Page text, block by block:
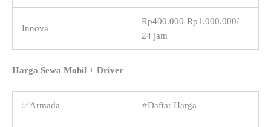
Innova
Rp400.000-Rp1.000.000/
24 jam
Harga Sewa Mobil + Driver
✅Armada ⭐Daftar Harga